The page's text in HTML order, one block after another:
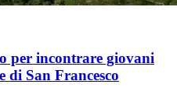
per incontrare giovani
di San Francesco